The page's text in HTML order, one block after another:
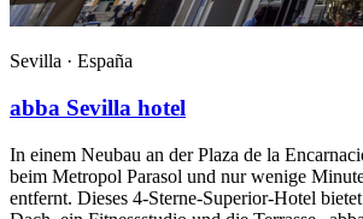
Sevilla · España
abba Sevilla hotel
In einem Neubau an der Plaza de la
beim Metropol Parasol und nur wenige
entfernt. Dieses 4-Sterne-Superior-Hotel